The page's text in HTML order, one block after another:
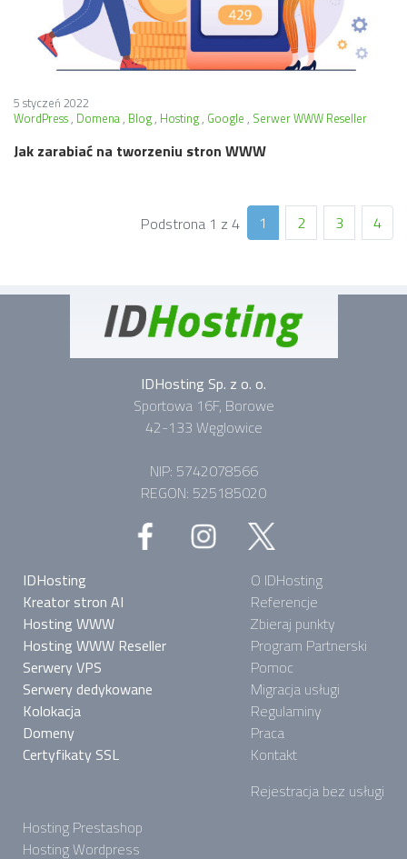
5 styczeń 2022
WordPress Domena Blog Hosting Google Serwer WWW Reseller
Jak zarabiać na tworzeniu stron WWW
Podstrona 1 z 4 1 2 3 4
IDHosting Sp. z o. o.
Sportowa 16F, Borowe
42-133 Węglowice
NIP: 5742078566
REGON: 525185020
IDHosting
Kreator stron AI
Hosting WWW
Hosting WWW Reseller
Serwery VPS
Serwery dedykowane
Kolokacja
Domeny
Certyfikaty SSL
O IDHosting
Referencje
Zbieraj punkty
Program Partnerski
Pomoc
Migracja usługi
Regulaminy
Praca
Kontakt
Rejestracja bez usługi
Hosting Prestashop
Hosting Wordpress